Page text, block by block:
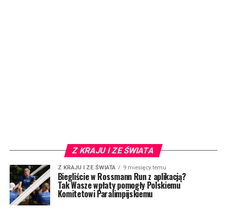
Z KRAJU I ZE ŚWIATA
Z KRAJU I ZE ŚWIATA 9 miesięcy temu
Biegliście w Rossmann Run z aplikacją?
Tak Wasze wpłaty pomogły Polskiemu
Komitetowi Paralimpijskiemu